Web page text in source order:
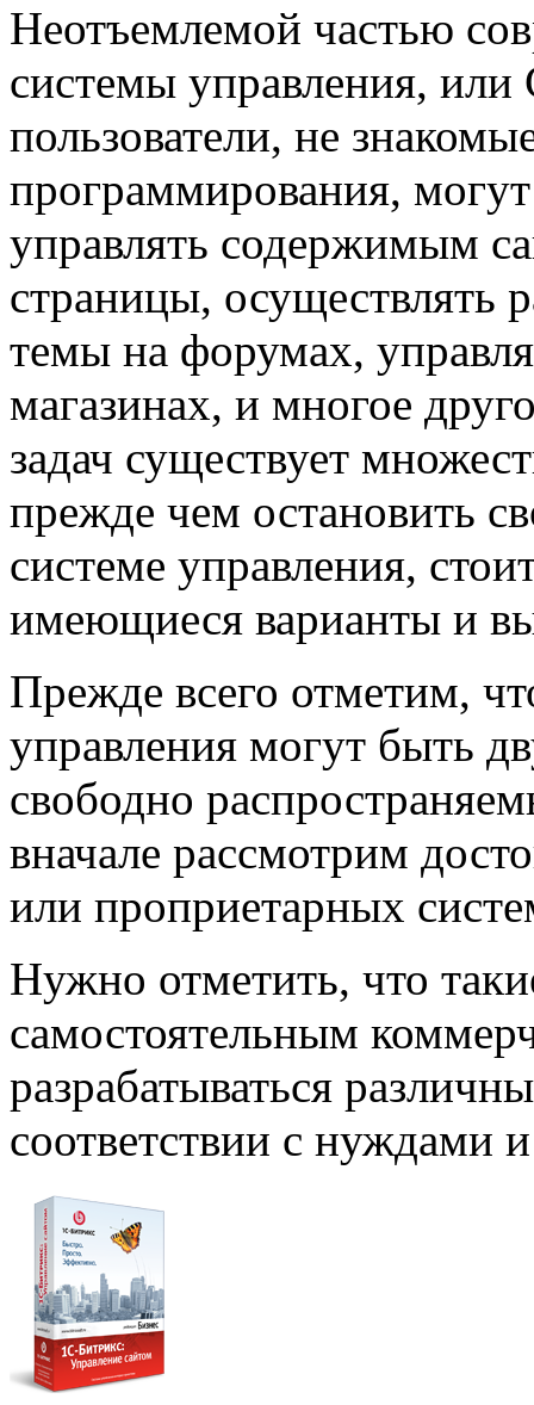
Неотъемлемой частью
системы управления, или
пользователи, не
программирования,
управлять содержимым
страницы, осуществлять
темы на форумах,
магазинах, и многое
задач существует
прежде чем остановить
системе управления,
имеющиеся варианты и
Прежде всего отметим,
управления могут быть
свободно
вначале рассмотрим
или проприетарных
Нужно отметить, что
самостоятельным
разрабатываться
соответствии с нуждами